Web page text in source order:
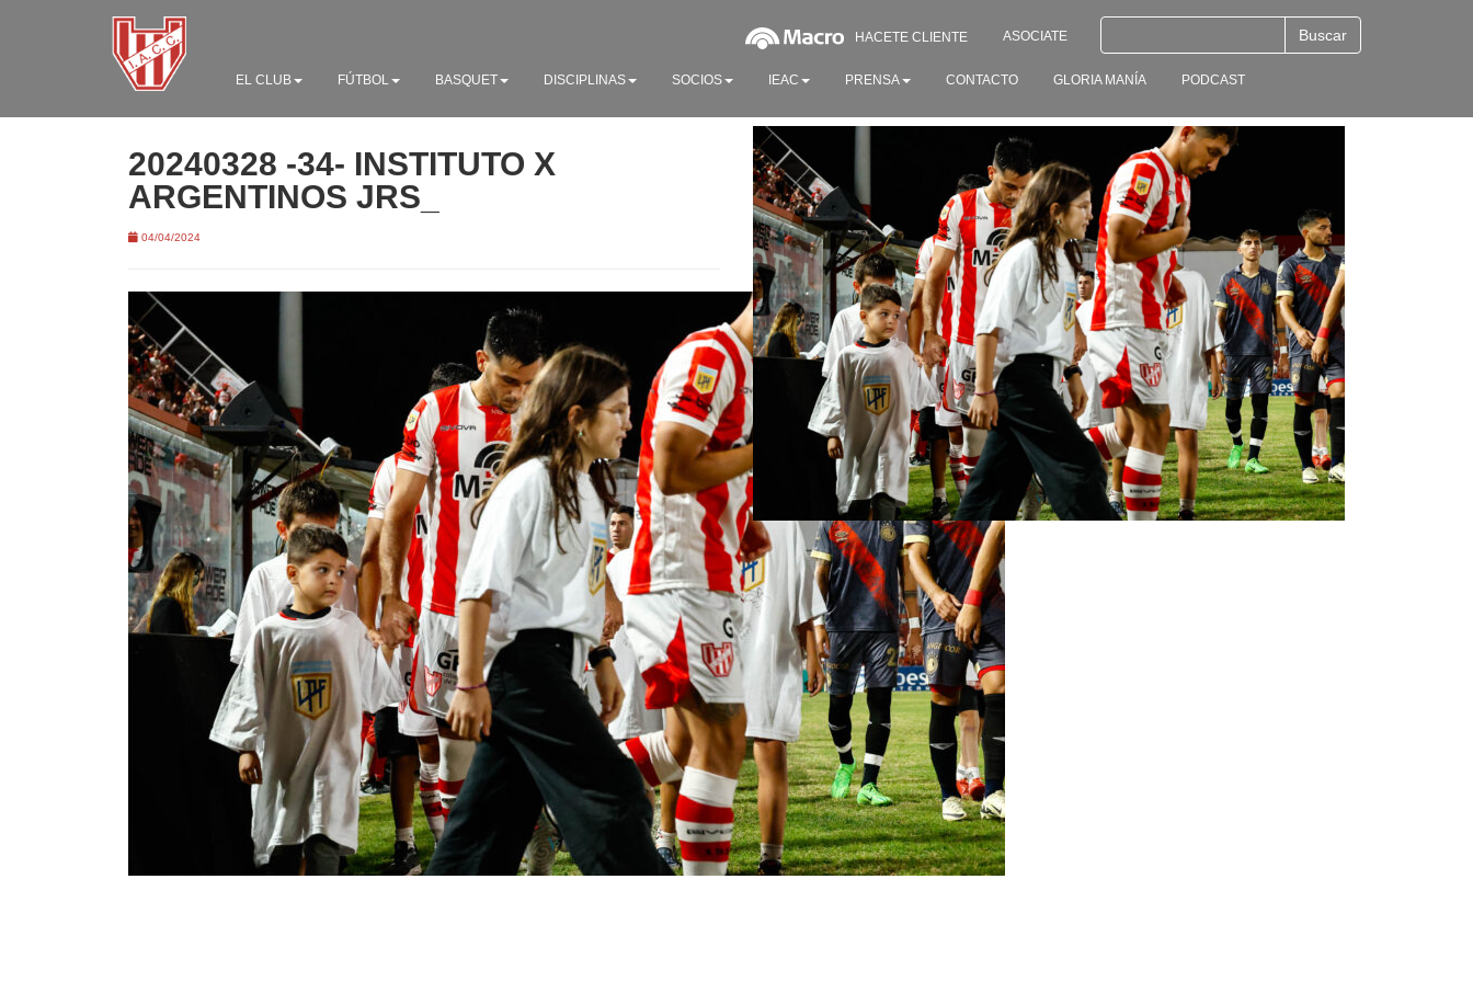
HACETE CLIENTE ASOCIATE
EL CLUB FÚTBOL BASQUET DISCIPLINAS SOCIOS IEAC PRENSA CONTACTO GLORIA MANÍA PODCAST
20240328 -34- INSTITUTO X
ARGENTINOS JRS_
04/04/2024